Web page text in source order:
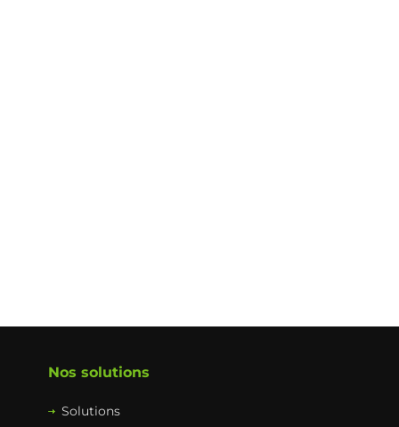
Nos solutions
Solutions